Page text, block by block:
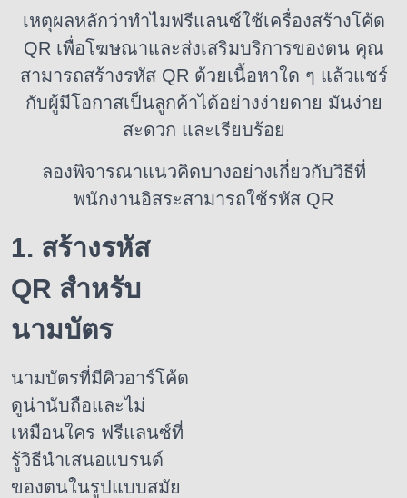
เหตุผลหลักว่าทำไมฟรีแลนซ์ใช้เครื่องสร้างโค้ด
QR เพื่อโฆษณาและส่งเสริมบริการของตน คุณ
สามารถสร้างรหัส QR ด้วยเนื้อหาใด ๆ แล้วแชร์
กับผู้มีโอกาสเป็นลูกค้าได้อย่างง่ายดาย มันง่าย
สะดวก และเรียบร้อย
ลองพิจารณาแนวคิดบางอย่างเกี่ยวกับวิธีที่
พนักงานอิสระสามารถใช้รหัส QR
1. สร้างรหัส
QR สำหรับ
นามบัตร
นามบัตรที่มีคิวอาร์โค้ด
ดูน่านับถือและไม่
เหมือนใคร ฟรีแลนซ์ที่
รู้วิธีนำเสนอแบรนด์
ของตนในรูปแบบสมัย